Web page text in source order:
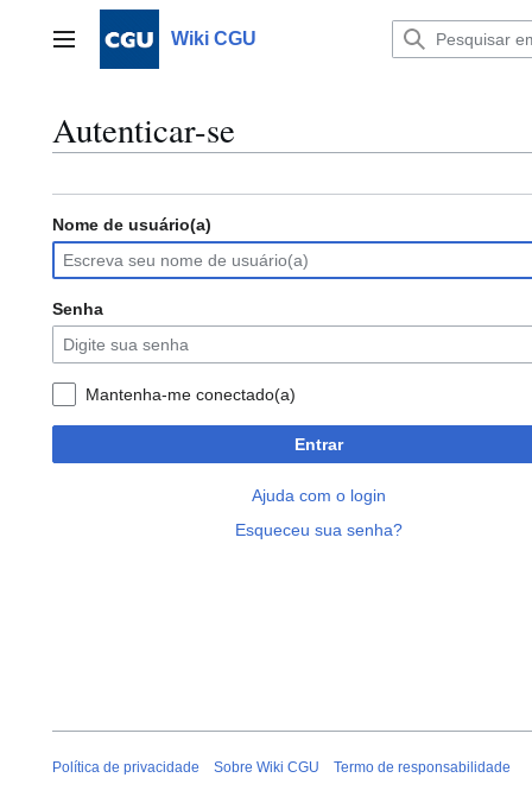
Menu principalWiki CGU
Autenticar-se
Nome de usuário(a)
Senha
Mantenha-me conectado(a)
Entrar
Ajuda com o login
Esqueceu sua senha?
Política de privacidade Sobre Wiki CGU Termo de responsabilidade